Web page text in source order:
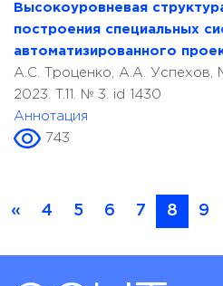
Высокоуровневая
построения специальных
автоматизированного
А.С. Троценко, А.А. Успехов,
2023. T.11. № 3. id 1430
Аннотация
743
« 4 5 6 7 8 9